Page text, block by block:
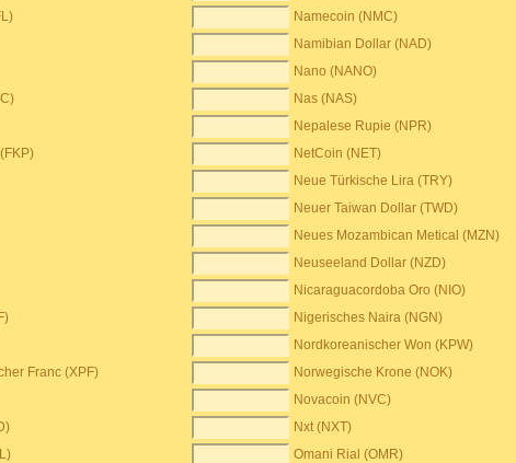
Namecoin (NMC)
Namibian Dollar (NAD)
Nano (NANO)
Nas (NAS)
Nepalese Rupie (NPR)
NetCoin (NET)
Neue Türkische Lira (TRY)
Neuer Taiwan Dollar (TWD)
Neues Mozambican Metical (MZN)
Neuseeland Dollar (NZD)
Nicaraguacordoba Oro (NIO)
Nigerisches Naira (NGN)
Nordkoreanischer Won (KPW)
Franc (XPF)
Norwegische Krone (NOK)
Novacoin (NVC)
Nxt (NXT)
Omani Rial (OMR)